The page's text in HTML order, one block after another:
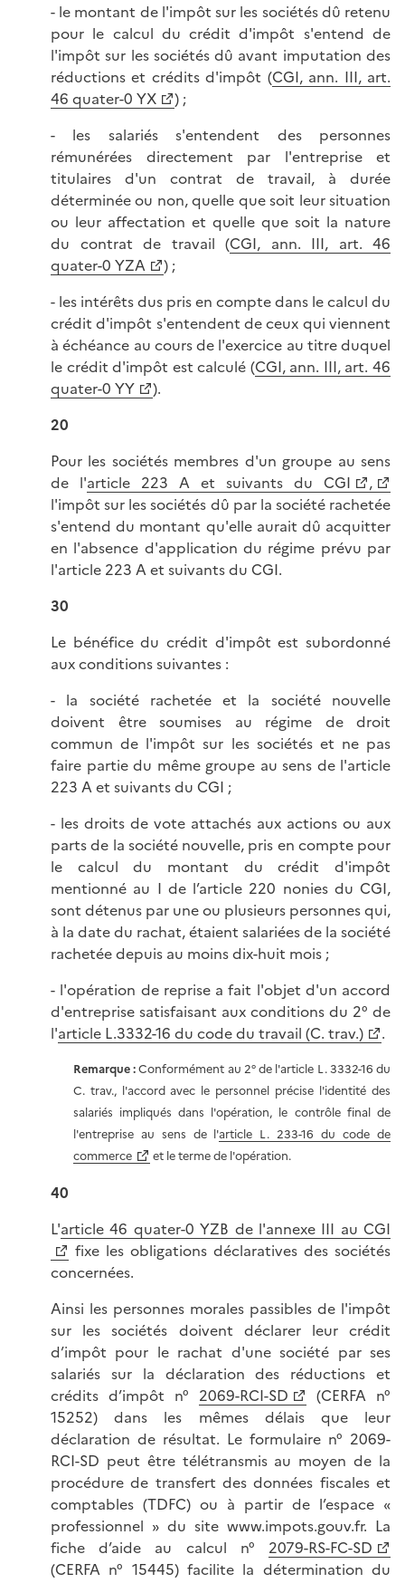
- le montant de l'impôt sur les sociétés dû retenu
pour le calcul du crédit d'impôt s'entend de
l'impôt sur les sociétés dû avant imputation des
réductions et crédits d'impôt (CGI, ann. III, art.
46 quater-0 YX
) ;
- les salariés s'entendent des personnes
rémunérées directement par l'entreprise et
titulaires d'un contrat de travail, à durée
déterminée ou non, quelle que soit leur situation
ou leur affectation et quelle que soit la nature
du contrat de travail (CGI, ann. III, art. 46
quater-0 YZA
) ;
- les intérêts dus pris en compte dans le calcul du
crédit d'impôt s'entendent de ceux qui viennent
à échéance au cours de l'exercice au titre duquel
le crédit d'impôt est calculé (CGI, ann. III, art. 46
quater-0 YY
).
20
Pour les sociétés membres d'un groupe au sens
de l'article 223 A et suivants du CGI
,
l'impôt sur les sociétés dû par la société rachetée
s'entend du montant qu'elle aurait dû acquitter
en l'absence d'application du régime prévu par
l'article 223 A et suivants du CGI.
30
Le bénéfice du crédit d'impôt est subordonné
aux conditions suivantes :
- la société rachetée et la société nouvelle
doivent être soumises au régime de droit
commun de l'impôt sur les sociétés et ne pas
faire partie du même groupe au sens de l'article
223 A et suivants du CGI ;
- les droits de vote attachés aux actions ou aux
parts de la société nouvelle, pris en compte pour
le calcul du montant du crédit d'impôt
mentionné au I de l’article 220 nonies du CGI,
sont détenus par une ou plusieurs personnes qui,
à la date du rachat, étaient salariées de la société
rachetée depuis au moins dix-huit mois ;
- l'opération de reprise a fait l'objet d'un accord
d'entreprise satisfaisant aux conditions du 2° de
l'article L.3332-16 du code du travail (C. trav.) .
Remarque :Conformément au 2° de l'article L. 3332-16 du
C. trav., l'accord avec le personnel précise l'identité des
salariés impliqués dans l'opération, le contrôle final de
l'entreprise au sens de l'article L. 233-16 du code de
commerce
et le terme de l'opération.
40
L'article 46 quater-0 YZB de l'annexe III au CGI
fixe les obligations déclaratives des sociétés
concernées.
Ainsi les personnes morales passibles de l'impôt
sur les sociétés doivent déclarer leur crédit
d’impôt pour le rachat d'une société par ses
salariés sur la déclaration des réductions et
crédits d’impôt n° 2069-RCI-SD
(CERFA n°
15252) dans les mêmes délais que leur
déclaration de résultat. Le formulaire n° 2069-
RCI-SD peut être télétransmis au moyen de la
procédure de transfert des données fiscales et
comptables (TDFC) ou à partir de l’espace «
professionnel » du site www.impots.gouv.fr. La
fiche d’aide au calcul n° 2079-RS-FC-SD
(CERFA n° 15445) facilite la détermination du